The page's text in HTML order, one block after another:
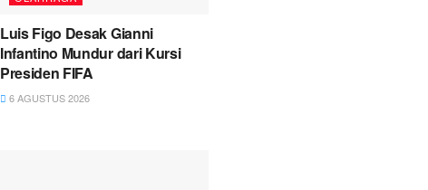
Luis Figo Desak Gianni
Infantino Mundur dari Kursi
Presiden FIFA
6 AGUSTUS 2026